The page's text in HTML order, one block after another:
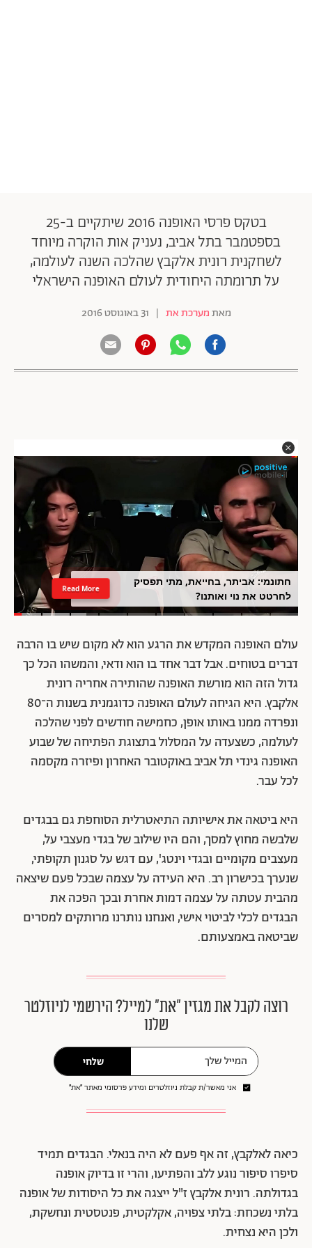
בטקס פרסי האופנה 2016 שיתקיים ב-25
בספטמבר בתל אביב, נעניק אות הוקרה מיוחד
לשחקנית רונית אלקבץ שהלכה השנה לעולמה,
על תרומתה היחודית לעולם האופנה הישראלי
מאתמערכת את | 31 באוגוסט 2016
חתונמי: אביתר, בחייאת, מתי תפסיק
לחרטט את נוי ואותנו?
Read More
עולם האופנה המקדש את הרגע הוא לא מקום שיש בו הרבה
דברים בטוחים. אבל דבר אחד בו הוא ודאי, והמשהו הכל כך
גדול הזה הוא מורשת האופנה שהותירה אחריה רונית
אלקבץ. היא הגיחה לעולם האופנה כדוגמנית בשנות ה־80
ונפרדה ממנו באותו אופן, כחמישה חודשים לפני שהלכה
לעולמה, כשצעדה על המסלול בתצוגת הפתיחה של שבוע
האופנה גינדי תל אביב באוקטובר האחרון ופיזרה מקסמה
לכל עבר.
היא ביטאה את אישיותה התיאטרלית הסוחפת גם בבגדים
שלבשה מחוץ למסך, והם היו שילוב של בגדי מעצבי על,
מעצבים מקומיים ובגדי וינטג', עם דגש על סגנון תקופתי,
שנערך בכישרון רב. היא העידה על עצמה שבכל פעם שיצאה
מהבית עטתה על עצמה דמות אחרת ובכך הפכה את
הבגדים לכלי לביטוי אישי, ואנחנו נותרנו מרותקים למסרים
שביטאה באמצעותם.
רוצה לקבל את מגזין ״את״ למייל? הירשמי לניוזלטר
שלנו
שלחי
אני מאשר/ת קבלת ניוזלטרים ומידע פרסומי מאתר ״את״
כיאה לאלקבץ, זה אף פעם לא היה בנאלי. הבגדים תמיד
סיפרו סיפור נוגע ללב והפתיעו, והרי זו בדיוק אופנה
בגדולתה. רונית אלקבץ ז"ל ייצגה את כל היסודות של אופנה
בלתי נשכחת: בלתי צפויה, אקלקטית, פנטסטית ונחשקת,
ולכן היא נצחית.